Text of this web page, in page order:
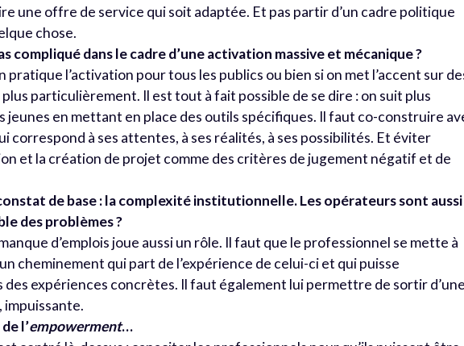
une offre de service qui soit adaptée. Et pas partir d’un cadre politique
chose.
compliqué dans le cadre d’une activation massive et mécanique ?
pratique l’activation pour tous les publics ou bien si on met l’accent sur
plus particulièrement. Il est tout à fait possible de se dire : on suit plus
jeunes en mettant en place des outils spécifiques. Il faut co-construire
correspond à ses attentes, à ses réalités, à ses possibilités. Et éviter
et la création de projet comme des critères de jugement négatif et de
de base : la complexité institutionnelle. Les opérateurs sont aussi
des problèmes ?
d’emplois joue aussi un rôle. Il faut que le professionnel se mette à
cheminement qui part de l’expérience de celui-ci et qui puisse
des expériences concrètes. Il faut également lui permettre de sortir d’une
l’empowerment…